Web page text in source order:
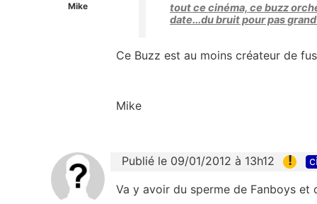
Mike
tout ce cinéma, ce buzz
date...du bruit pour pas
Ce Buzz est au moins créateur de
Mike
Publié le 09/01/2012 à 13h12 !
Va y avoir du sperme de Fanboys